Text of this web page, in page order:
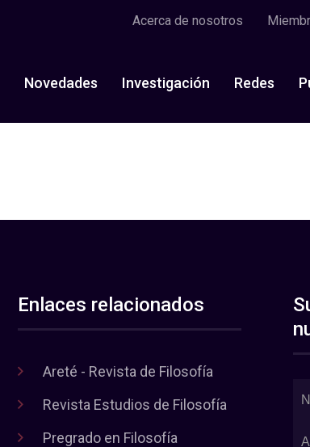
Acerca de nosotros
Novedades Investigación Redes
Enlaces relacionados
Areté - Revista de Filosofía
Revista Estudios de Filosofía
Pregrado en Filosofía